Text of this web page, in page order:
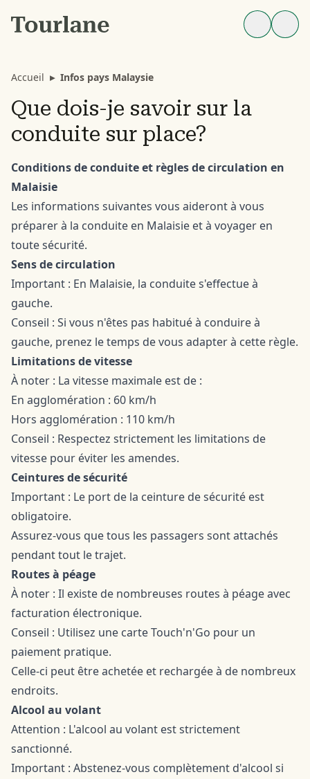
Accueil ▸ Infos pays Malaysie
Que dois-je savoir sur la
conduite sur place?
Conditions de conduite et règles de circulation en
Malaisie
Les informations suivantes vous aideront à vous
préparer à la conduite en Malaisie et à voyager en
toute sécurité.
Sens de circulation
Important : En Malaisie, la conduite s'effectue à
gauche.
Conseil : Si vous n'êtes pas habitué à conduire à
gauche, prenez le temps de vous adapter à cette règle.
Limitations de vitesse
À noter : La vitesse maximale est de :
En agglomération : 60 km/h
Hors agglomération : 110 km/h
Conseil : Respectez strictement les limitations de
vitesse pour éviter les amendes.
Ceintures de sécurité
Important : Le port de la ceinture de sécurité est
obligatoire.
Assurez-vous que tous les passagers sont attachés
pendant tout le trajet.
Routes à péage
À noter : Il existe de nombreuses routes à péage avec
facturation électronique.
Conseil : Utilisez une carte Touch'n'Go pour un
paiement pratique.
Celle-ci peut être achetée et rechargée à de nombreux
endroits.
Alcool au volant
Attention : L'alcool au volant est strictement
sanctionné.
Important : Abstenez-vous complètement d'alcool si